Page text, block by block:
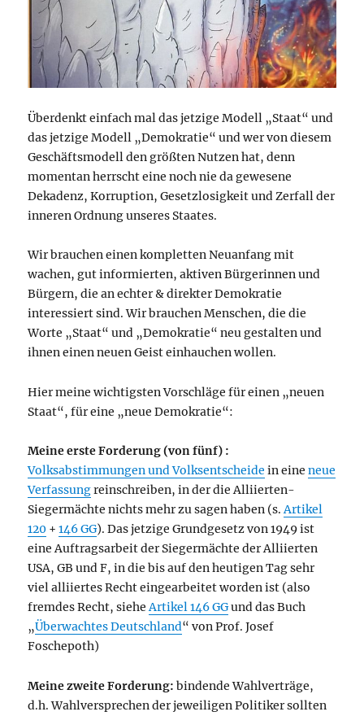
Überdenkt einfach mal das jetzige Modell „Staat“ und
das jetzige Modell „Demokratie“ und wer von diesem
Geschäftsmodell den größten Nutzen hat, denn
momentan herrscht eine noch nie da gewesene
Dekadenz, Korruption, Gesetzlosigkeit und Zerfall der
inneren Ordnung unseres Staates.
Wir brauchen einen kompletten Neuanfang mit
wachen, gut informierten, aktiven Bürgerinnen und
Bürgern, die an echter & direkter Demokratie
interessiert sind. Wir brauchen Menschen, die die
Worte „Staat“ und „Demokratie“ neu gestalten und
ihnen einen neuen Geist einhauchen wollen.
Hier meine wichtigsten Vorschläge für einen „neuen
Staat“, für eine „neue Demokratie“:
Meine erste Forderung (von fünf) :
Volksabstimmungen und Volksentscheide in eineneue
Verfassungreinschreiben, in der die Alliierten-
Siegermächte nichts mehr zu sagen haben (s.Artikel
120 +146 GG). Das jetzige Grundgesetz von 1949 ist
eine Auftragsarbeit der Siegermächte der Alliierten
USA, GB und F, in die bis auf den heutigen Tag sehr
viel alliiertes Recht eingearbeitet worden ist (also
fremdes Recht, sieheArtikel 146 GGund das Buch
„Überwachtes Deutschland“ von Prof. Josef
Foschepoth)
Meine zweite Forderung: bindende Wahlverträge,
d.h. Wahlversprechen der jeweiligen Politiker sollten